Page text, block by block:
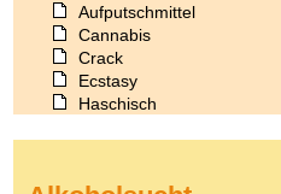
Aufputschmittel
Cannabis
Crack
Ecstasy
Haschisch